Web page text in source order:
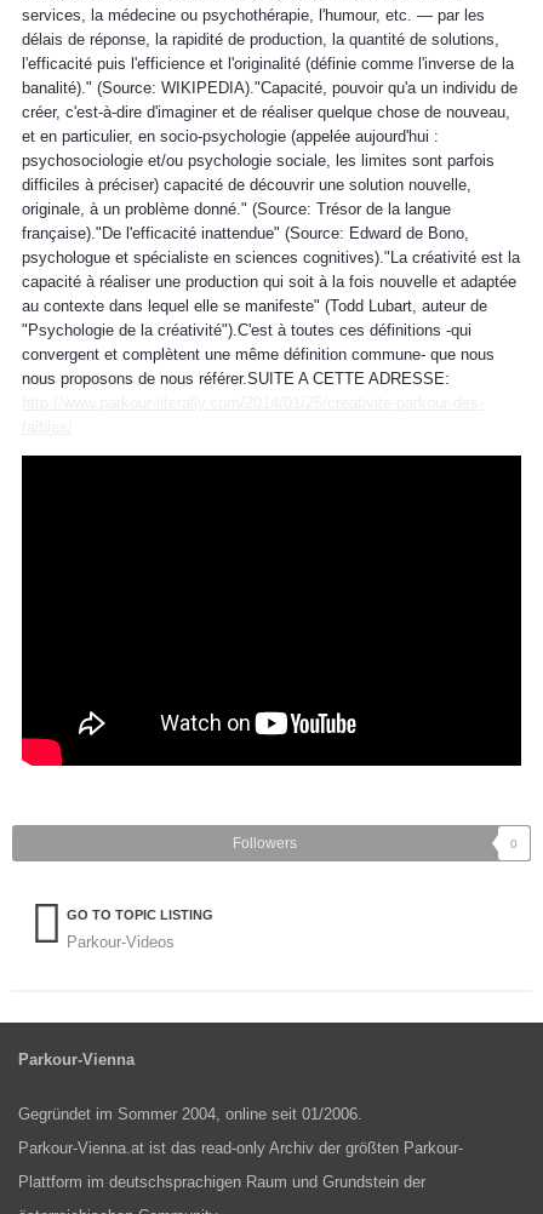
services, la médecine ou psychothérapie, l'humour, etc. — par les
délais de réponse, la rapidité de production, la quantité de solutions,
l'efficacité puis l'efficience et l'originalité (définie comme l'inverse de la
banalité)." (Source: WIKIPEDIA)."Capacité, pouvoir qu'a un individu de
créer, c'est-à-dire d'imaginer et de réaliser quelque chose de nouveau,
et en particulier, en socio-psychologie (appelée aujourd'hui :
psychosociologie et/ou psychologie sociale, les limites sont parfois
difficiles à préciser) capacité de découvrir une solution nouvelle,
originale, à un problème donné." (Source: Trésor de la langue
française)."De l'efficacité inattendue" (Source: Edward de Bono,
psychologue et spécialiste en sciences cognitives)."La créativité est la
capacité à réaliser une production qui soit à la fois nouvelle et adaptée
au contexte dans lequel elle se manifeste" (Todd Lubart, auteur de
"Psychologie de la créativité").C'est à toutes ces définitions -qui
convergent et complètent une même définition commune- que nous
nous proposons de nous référer.SUITE A CETTE ADRESSE:
Followers 0
GO TO TOPIC LISTING
Parkour-Videos
Parkour-Vienna
Gegründet im Sommer 2004, online seit 01/2006.
Parkour-Vienna.at ist das read-only Archiv der größten Parkour-
Plattform im deutschsprachigen Raum und Grundstein der